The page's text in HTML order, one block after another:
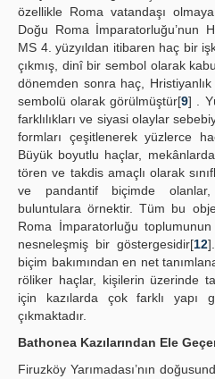
özellikle Roma vatandaşı
Doğu Roma İmparatorluğu’nun
MS 4. yüzyıldan itibaren haç bir
çıkmış, dinî bir sembol olarak
dönemden sonra haç,
sembolü olarak görülmüştür[9] .
farklılıkları ve siyasi olaylar
formları çeşitlenerek yüzlerce
Büyük boyutlu haçlar,
tören ve takdis amaçlı olarak
ve pandantif biçimde
buluntulara örnektir. Tüm bu
Roma İmparatorluğu
nesneleşmiş bir göstergesidir[12
biçim bakımından en net
röliker haçlar, kişilerin üzerinde
için kazılarda çok farklı yapı
çıkmaktadır.
Bathonea Kazılarından Ele
Firuzköy Yarımadası’nın